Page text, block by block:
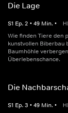
Die Lage
S1 Ep.2 • 49 Min. •
Wie finden Tiere den
kunstvollen Biberbau
Baumhöhle
Überlebenschance.
Die
S1 Ep.3 • 49 Min. •